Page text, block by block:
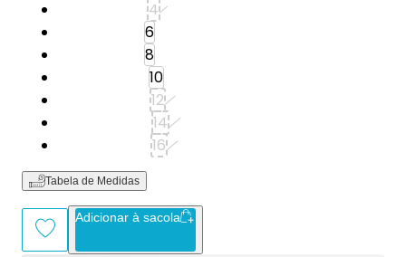
4
6
8
10
12
14
16
Tabela de Medidas
Adicionar à sacola